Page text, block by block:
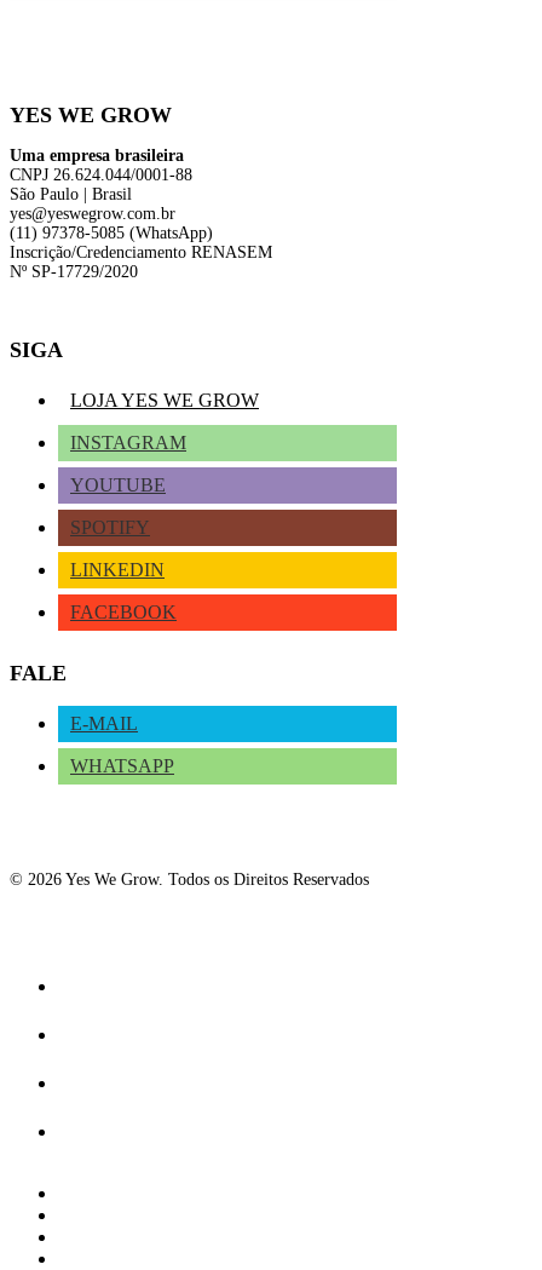
YES WE GROW
Uma empresa brasileira
CNPJ 26.624.044/0001-88
São Paulo | Brasil
yes@yeswegrow.com.br
(11) 97378-5085 (WhatsApp)
Inscrição/Credenciamento RENASEM
Nº SP-17729/2020
SIGA
LOJA YES WE GROW
INSTAGRAM
YOUTUBE
SPOTIFY
LINKEDIN
FACEBOOK
FALE
E-MAIL
WHATSAPP
© 2026 Yes We Grow. Todos os Direitos Reservados